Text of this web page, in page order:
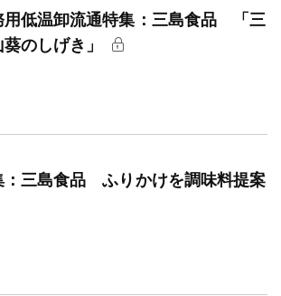
用低温卸流通特集：三島食品 「三
のしげき」
：三島食品 ふりかけを調味料提案